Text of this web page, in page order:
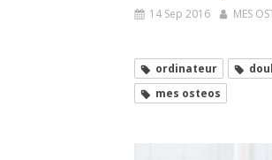
14 Sep 2016 MES
ordinateur
mes osteos